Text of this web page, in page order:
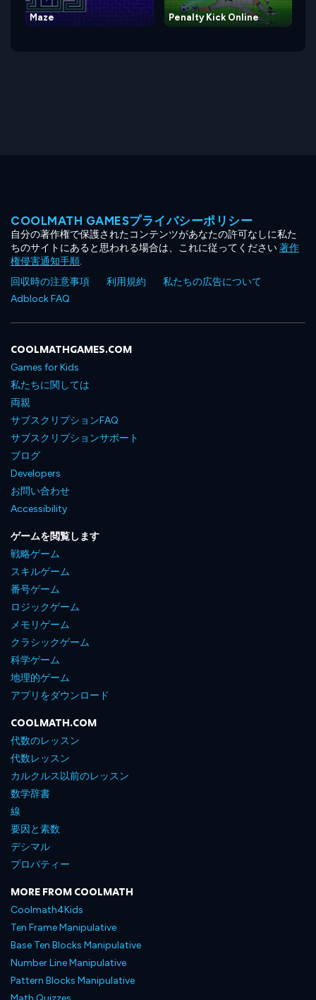
Maze Penalty Kick Online
COOLMATH GAMESプライバシーポリシー
自分の著作権で保護されたコンテンツがあなたの許可なしに私た
ちのサイトにあると思われる場合は、これに従ってください著作
権侵害通知手順.
回収時の注意事項
利用規約
私たちの広告について
Adblock FAQ
COOLMATHGAMES.COM
Games for Kids
私たちに関しては
両親
サブスクリプションFAQ
サブスクリプションサポート
ブログ
Developers
お問い合わせ
Accessibility
ゲームを閲覧します
戦略ゲーム
スキルゲーム
番号ゲーム
ロジックゲーム
メモリゲーム
クラシックゲーム
科学ゲーム
地理的ゲーム
アプリをダウンロード
COOLMATH.COM
代数のレッスン
代数レッスン
カルクルス以前のレッスン
数学辞書
線
要因と素数
デシマル
プロパティー
MORE FROM COOLMATH
Coolmath4Kids
Ten Frame Manipulative
Base Ten Blocks Manipulative
Number Line Manipulative
Pattern Blocks Manipulative